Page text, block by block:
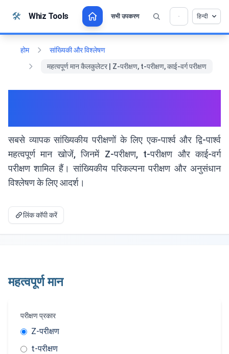
🛠️ Whiz Tools सभी उपकरण हिन्दी
होम
सांख्यिकी और विश्लेषण
महत्वपूर्ण मान कैलकुलेटर | Z-परीक्षण, t-परीक्षण, काई-वर्ग परीक्षण
सबसे व्यापक सांख्यिकीय परीक्षणों के लिए एक-पार्श्व और द्वि-पार्श्व
महत्वपूर्ण मान खोजें, जिनमें Z-परीक्षण, t-परीक्षण और काई-वर्ग
परीक्षण शामिल हैं। सांख्यिकीय परिकल्पना परीक्षण और अनुसंधान
विश्लेषण के लिए आदर्श।
लिंक कॉपी करें
महत्वपूर्ण मान
परीक्षण प्रकार
Z-परीक्षण
t-परीक्षण
💡 क्या आप इस टूल को पसंद करते हैं? हमें इसे और बेहतर बनाने
में मदद करें!
×
खोलने के लिए क्लिक करें →